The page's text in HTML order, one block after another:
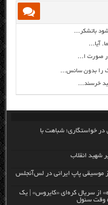
باتشکر...
آیا...
صورت ا...
خرسند...
خواستگاری؛ شباهت با
موسیقی پاپ ایرانی در لس‌آنجلس
از سریال کره‌ای «کایروس» | یک
وقت سئول